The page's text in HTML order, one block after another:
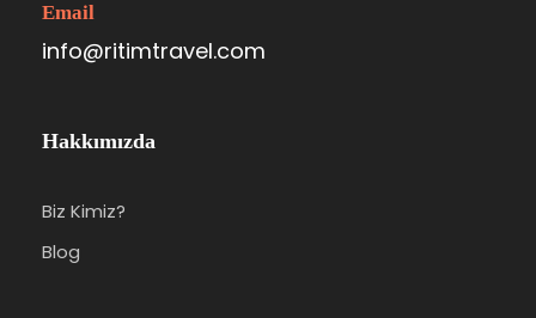
Email
info@ritimtravel.com
Hakkımızda
Biz Kimiz?
Blog